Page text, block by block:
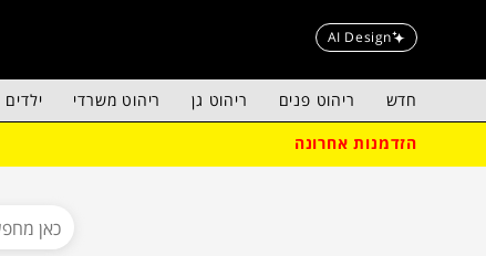
AI Design
חדש ריהוט פנים ריהוט גן ריהוט משרדי ילדים
הזדמנות אחרונה